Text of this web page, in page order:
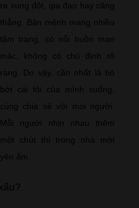
ra xung đột, gia đạo hay căng
thẳng. Bản mệnh mang nhiều
tâm trạng, có nỗi buồn man
mác, không có chủ định rõ
ràng. Do vậy, cần nhất là bỏ
bớt cái tôi của mình xuống,
cùng chia sẻ với mọi người.
Mỗi người nhịn nhau thêm
một chút thì trong nhà mới
yên ấm.